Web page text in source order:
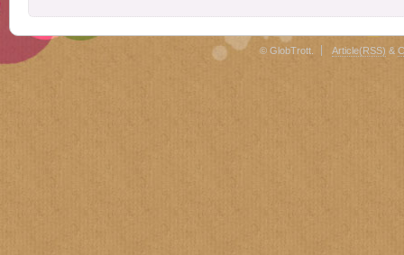
© GlobTrott. Article(RSS) &